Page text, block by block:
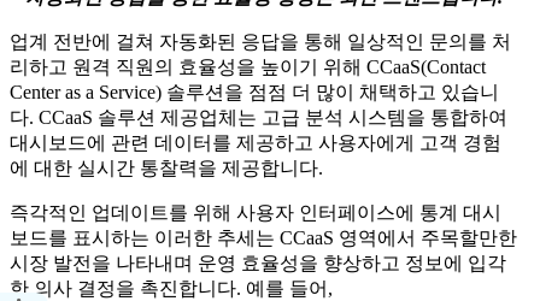
업계 전반에 걸쳐 자동화된 응답을 통해 일상적인 문의를 처
리하고 원격 직원의 효율성을 높이기 위해 CCaaS(Contact
Center as a Service) 솔루션을 점점 더 많이 채택하고 있습니
다. CCaaS 솔루션 제공업체는 고급 분석 시스템을 통합하여
대시보드에 관련 데이터를 제공하고 사용자에게 고객 경험
에 대한 실시간 통찰력을 제공합니다.
즉각적인 업데이트를 위해 사용자 인터페이스에 통계 대시
보드를 표시하는 이러한 추세는 CCaaS 영역에서 주목할만한
시장 발전을 나타내며 운영 효율성을 향상하고 정보에 입각
한 의사 결정을 촉진합니다. 예를 들어,